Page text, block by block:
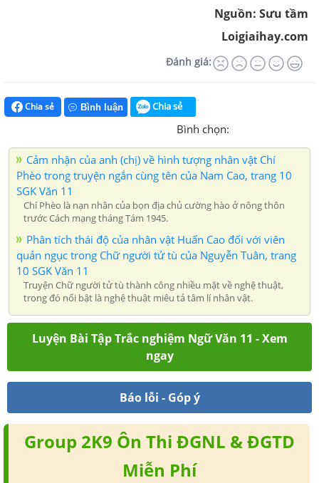
Nguồn: Sưu tầm
Loigiaihay.com
Đánh giá:
Chia sẻ Bình luận Chia sẻ
Bình chọn:
Cảm nhận của anh (chị) về hình tượng nhân vật Chí
Phèo trong truyện ngắn cùng tên của Nam Cao, trang 10
SGK Văn 11
Chí Phèo là nạn nhân của bọn địa chủ cường hào ở nông thôn
trước Cách mạng tháng Tám 1945.
Phân tích thái độ của nhân vật Huấn Cao đối với viên
quản ngục trong Chữ người tử tù của Nguyễn Tuân, trang
10 SGK Văn 11
Truyện Chữ người tử tù thành công nhiều mặt về nghệ thuật,
trong đó nổi bật là nghệ thuật miêu tả tâm lí nhân vật.
Luyện Bài Tập Trắc nghiệm Ngữ Văn 11 - Xem
ngay
Báo lỗi - Góp ý
Group 2K9 Ôn Thi ĐGNL & ĐGTD
Miễn Phí